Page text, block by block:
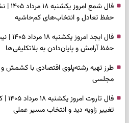
فال
حفظ تعادل و انتخاب‌های کم‌حاشیه
فال
حفظ آرامش و پایان‌دادن به بلاتکلیفی‌ها
طرز تهیه رشته‌پلوی اقتصادی با کشمش
مجلسی
فال
تغییر زاویه دید و انتخاب مسیر عملی